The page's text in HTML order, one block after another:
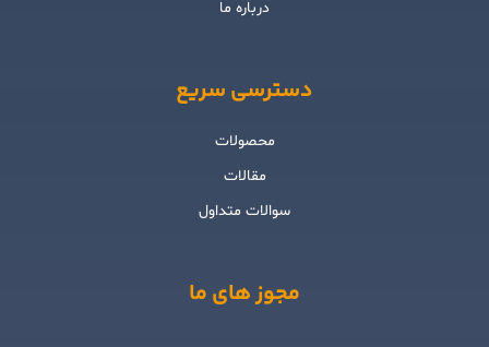
درباره ما
دسترسی سریع
محصولات
مقالات
سوالات متداول
مجوز های ما